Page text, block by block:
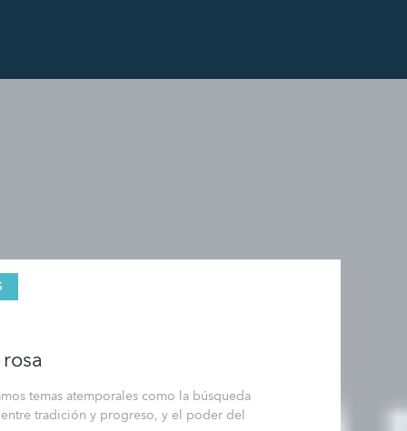
temas atemporales como la búsqueda
tradición y progreso, y el poder del